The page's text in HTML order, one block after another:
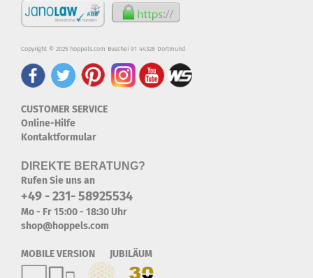
Copyright © 2025 hoppels.com Buschei 91 44328 Dortmund
CUSTOMER SERVICE
Online-Hilfe
Kontaktformular
DIREKTE BERATUNG?
Rufen Sie uns an
+49 - 231- 58925534
Mo - Fr 15:00 - 18:30 Uhr
shop@hoppels.com
MOBILE VERSION JUBILÄUM